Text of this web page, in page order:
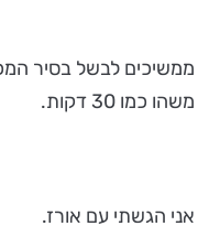
ממשיכים לבשל בסיר
משהו כמו 30 דקות.
אני הגשתי עם אורז.